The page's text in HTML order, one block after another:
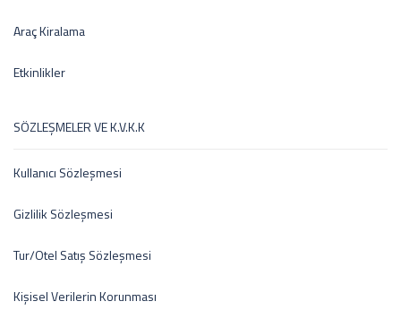
Araç Kiralama
Etkinlikler
SÖZLEŞMELER VE K.V.K.K
Kullanıcı Sözleşmesi
Gizlilik Sözleşmesi
Tur/Otel Satış Sözleşmesi
Kişisel Verilerin Korunması